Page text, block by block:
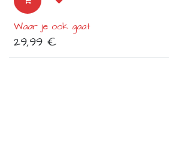
Waar je ook gaat
29,99 €